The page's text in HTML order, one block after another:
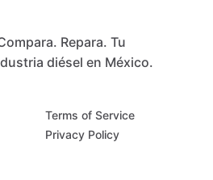
Repara. Tu
diésel en México.
Terms of Service
Privacy Policy